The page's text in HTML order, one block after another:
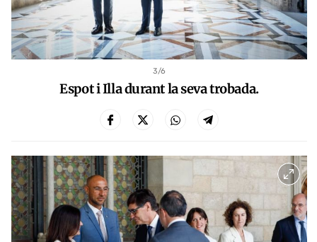
3/6
Espot i Illa durant la seva trobada.